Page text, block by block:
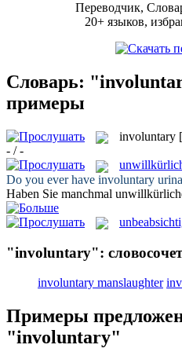
Переводчик,
20+ языков,
Словарь:
примеры
involuntary
- / -
Do you ever have involuntary
Haben Sie manchmal
"involuntary":
involuntary manslaughter
Примеры
"involuntary"